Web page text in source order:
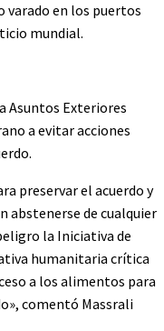
varado en los puertos
mundial.
Asuntos Exteriores
a evitar acciones
preservar el acuerdo y
abstenerse de cualquier
la Iniciativa de
humanitaria crítica
a los alimentos para
comentó Massrali